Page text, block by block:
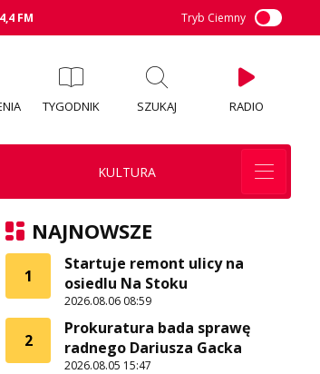
FM Tryb Ciemny
TYGODNIK SZUKAJ RADIO
KULTURA
NAJNOWSZE
1
Startuje remont ulicy na
osiedlu Na Stoku
2026.08.06 08:59
2
Prokuratura bada sprawę
radnego Dariusza Gacka
2026.08.05 15:47